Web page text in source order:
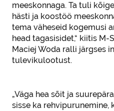
meeskonnaga. Ta tuli
hästi ja koostöö
tema väheseid kogemusi
head tagasisidet,“ kiitis
Maciej Woda ralli järgses
tulevikulootust.
„Väga hea sõit ja
sisse ka rehvipurunemine,